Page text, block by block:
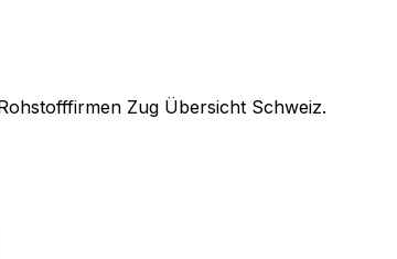
Zug Übersicht Schweiz.